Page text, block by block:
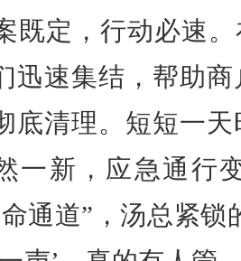
既定，行动必速
迅速集结，帮助
底清理。短短一
一新，应急通行
通道”，汤总紧